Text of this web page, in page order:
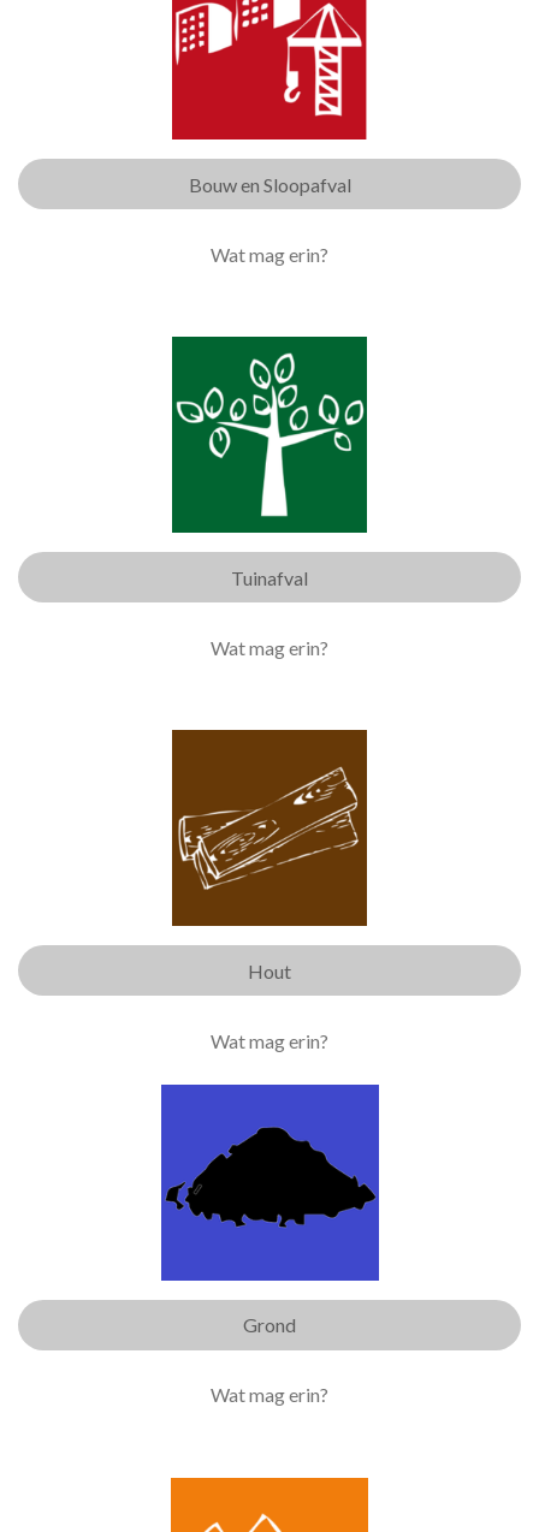
Bouw en Sloopafval
Wat mag erin?
Tuinafval
Wat mag erin?
Hout
Wat mag erin?
Grond
Wat mag erin?